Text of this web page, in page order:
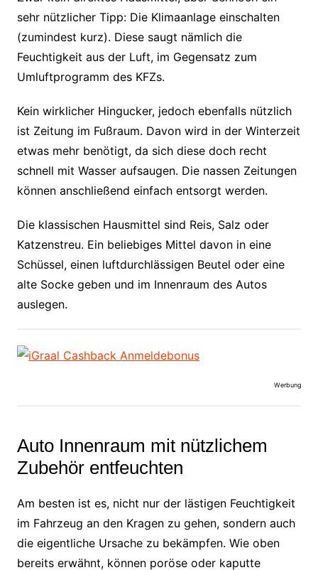
sehr nützlicher Tipp: Die Klimaanlage einschalten
(zumindest kurz). Diese saugt nämlich die
Feuchtigkeit aus der Luft, im Gegensatz zum
Umluftprogramm des KFZs.
Kein wirklicher Hingucker, jedoch ebenfalls nützlich
ist Zeitung im Fußraum. Davon wird in der Winterzeit
etwas mehr benötigt, da sich diese doch recht
schnell mit Wasser aufsaugen. Die nassen Zeitungen
können anschließend einfach entsorgt werden.
Die klassischen Hausmittel sind Reis, Salz oder
Katzenstreu. Ein beliebiges Mittel davon in eine
Schüssel, einen luftdurchlässigen Beutel oder eine
alte Socke geben und im Innenraum des Autos
auslegen.
Werbung
Auto Innenraum mit nützlichem
Zubehör entfeuchten
Am besten ist es, nicht nur der lästigen Feuchtigkeit
im Fahrzeug an den Kragen zu gehen, sondern auch
die eigentliche Ursache zu bekämpfen. Wie oben
bereits erwähnt, können poröse oder kaputte